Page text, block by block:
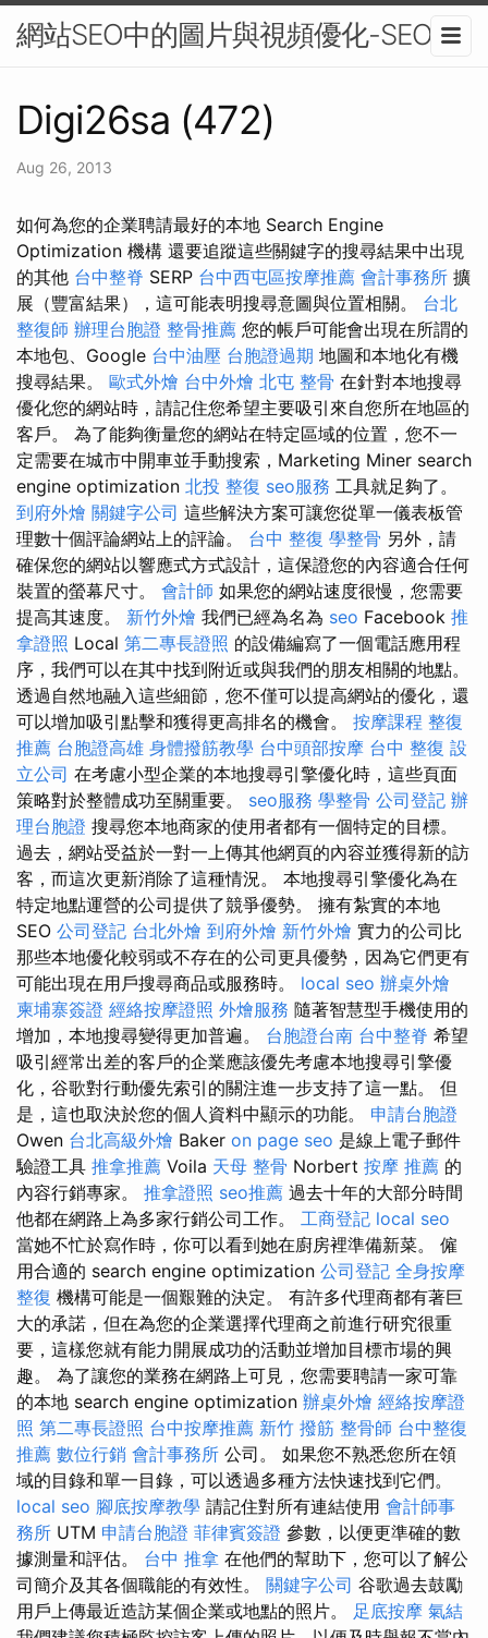
網站SEO中的圖片與視頻優化-SEO
Digi26sa (472)
Aug 26, 2013
如何為您的企業聘請最好的本地 Search Engine
Optimization 機構 還要追蹤這些關鍵字的搜尋結果中出現
的其他 台中整脊 SERP 台中西屯區按摩推薦 會計事務所 擴
展（豐富結果），這可能表明搜尋意圖與位置相關。 台北
整復師 辦理台胞證 整骨推薦 您的帳戶可能會出現在所謂的
本地包、Google 台中油壓 台胞證過期 地圖和本地化有機
搜尋結果。 歐式外燴 台中外燴 北屯 整骨 在針對本地搜尋
優化您的網站時，請記住您希望主要吸引來自您所在地區的
客戶。 為了能夠衡量您的網站在特定區域的位置，您不一
定需要在城市中開車並手動搜索，Marketing Miner search
engine optimization 北投 整復 seo服務 工具就足夠了。
到府外燴 關鍵字公司 這些解決方案可讓您從單一儀表板管
理數十個評論網站上的評論。 台中 整復 學整骨 另外，請
確保您的網站以響應式方式設計，這保證您的內容適合任何
裝置的螢幕尺寸。 會計師 如果您的網站速度很慢，您需要
提高其速度。 新竹外燴 我們已經為名為 seo Facebook 推
拿證照 Local 第二專長證照 的設備編寫了一個電話應用程
序，我們可以在其中找到附近或與我們的朋友相關的地點。
透過自然地融入這些細節，您不僅可以提高網站的優化，還
可以增加吸引點擊和獲得更高排名的機會。 按摩課程 整復
推薦 台胞證高雄 身體撥筋教學 台中頭部按摩 台中 整復 設
立公司 在考慮小型企業的本地搜尋引擎優化時，這些頁面
策略對於整體成功至關重要。 seo服務 學整骨 公司登記 辦
理台胞證 搜尋您本地商家的使用者都有一個特定的目標。
過去，網站受益於一對一上傳其他網頁的內容並獲得新的訪
客，而這次更新消除了這種情況。 本地搜尋引擎優化為在
特定地點運營的公司提供了競爭優勢。 擁有紮實的本地
SEO 公司登記 台北外燴 到府外燴 新竹外燴 實力的公司比
那些本地優化較弱或不存在的公司更具優勢，因為它們更有
可能出現在用戶搜尋商品或服務時。 local seo 辦桌外燴
柬埔寨簽證 經絡按摩證照 外燴服務 隨著智慧型手機使用的
增加，本地搜尋變得更加普遍。 台胞證台南 台中整脊 希望
吸引經常出差的客戶的企業應該優先考慮本地搜尋引擎優
化，谷歌對行動優先索引的關注進一步支持了這一點。 但
是，這也取決於您的個人資料中顯示的功能。 申請台胞證
Owen 台北高級外燴 Baker on page seo 是線上電子郵件
驗證工具 推拿推薦 Voila 天母 整骨 Norbert 按摩 推薦 的
內容行銷專家。 推拿證照 seo推薦 過去十年的大部分時間
他都在網路上為多家行銷公司工作。 工商登記 local seo
當她不忙於寫作時，你可以看到她在廚房裡準備新菜。 僱
用合適的 search engine optimization 公司登記 全身按摩
整復 機構可能是一個艱難的決定。 有許多代理商都有著巨
大的承諾，但在為您的企業選擇代理商之前進行研究很重
要，這樣您就有能力開展成功的活動並增加目標市場的興
趣。 為了讓您的業務在網路上可見，您需要聘請一家可靠
的本地 search engine optimization 辦桌外燴 經絡按摩證
照 第二專長證照 台中按摩推薦 新竹 撥筋 整骨師 台中整復
推薦 數位行銷 會計事務所 公司。 如果您不熟悉您所在領
域的目錄和單一目錄，可以透過多種方法快速找到它們。
local seo 腳底按摩教學 請記住對所有連結使用 會計師事
務所 UTM 申請台胞證 菲律賓簽證 參數，以便更準確的數
據測量和評估。 台中 推拿 在他們的幫助下，您可以了解公
司簡介及其各個職能的有效性。 關鍵字公司 谷歌過去鼓勵
用戶上傳最近造訪某個企業或地點的照片。 足底按摩 氣結